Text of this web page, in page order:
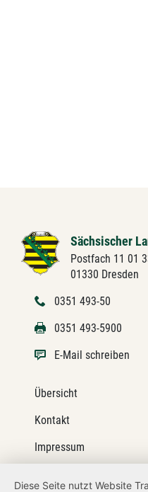
Sächsischer
Postfach 11 01
01330 Dresden
0351 493-50
0351 493-5900
E-Mail schreiben
Übersicht
Kontakt
Impressum
Diese Seite nutzt Website